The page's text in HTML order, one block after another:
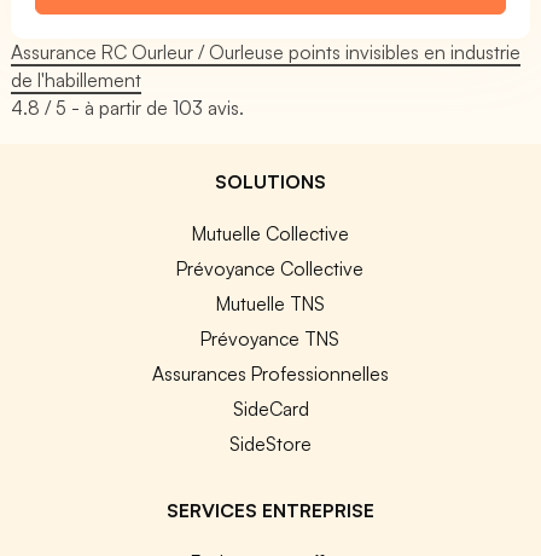
Assurance RC Ourleur / Ourleuse points invisibles en industrie
de l'habillement
4.8 / 5 - à partir de103 avis.
SOLUTIONS
Mutuelle Collective
Prévoyance Collective
Mutuelle TNS
Prévoyance TNS
Assurances Professionnelles
SideCard
SideStore
SERVICES ENTREPRISE